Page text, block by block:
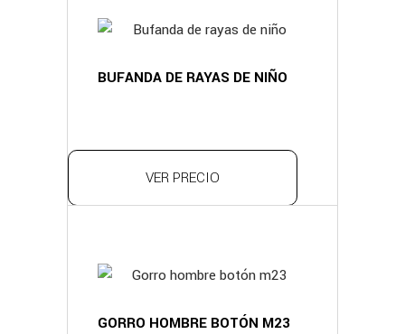
BUFANDA DE RAYAS DE NIÑO
VER PRECIO
GORRO HOMBRE BOTÓN M23